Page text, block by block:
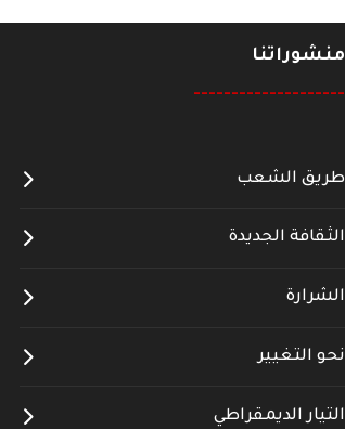
منشوراتنا
--------------------
طريق الشعب
الثقافة الجديدة
الشرارة
نحو التغيير
التيار الديمقراطي